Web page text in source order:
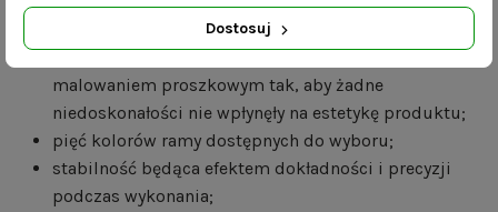
malowaniem proszkowym tak, aby żadne
niedoskonałości nie wpłynęły na estetykę produktu;
pięć kolorów ramy dostępnych do wyboru;
stabilność będąca efektem dokładności i precyzji
podczas wykonania;
Dostosuj